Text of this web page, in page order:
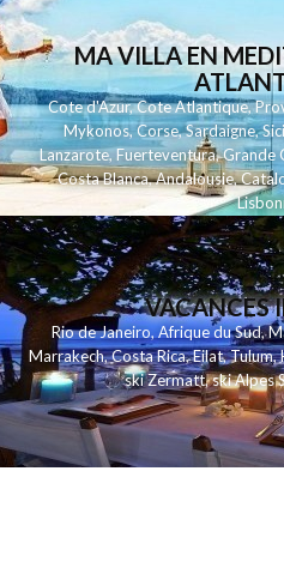
MA VILLA EN
Cote d'Azur,Cote Atlantique,
Mykonos,Corse,Sardaigne,
Lanzarote,Fuerteventura,Grande
Costa Blanca,Andalousie,
VACANCES
Rio de Janeiro,Afrique du Sud,
Marrakech,Costa Rica,Eilat,Tulum,
ski Zermatt,ski Alpes